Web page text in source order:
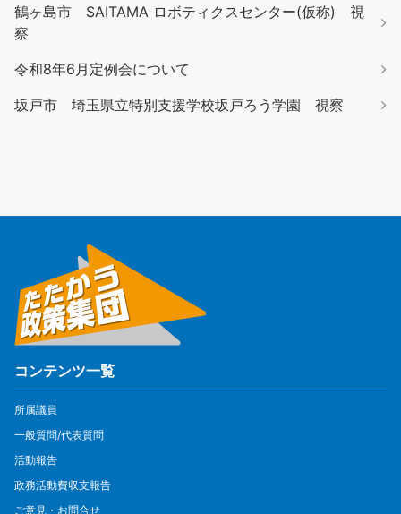
鶴ヶ島市 SAITAMA ロボティクスセンター(仮称) 視
察
令和8年6月定例会について
坂戸市 埼玉県立特別支援学校坂戸ろう学園 視察
コンテンツ一覧
所属議員
一般質問/代表質問
活動報告
政務活動費収支報告
ご意見・お問合せ